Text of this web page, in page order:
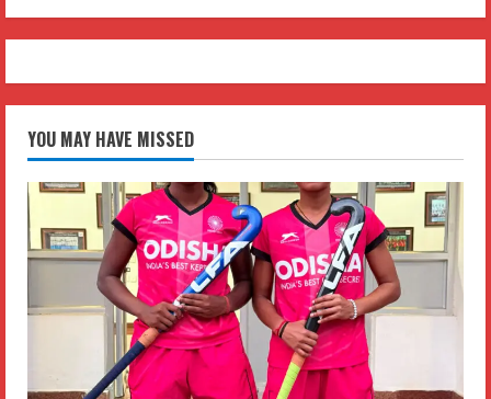
YOU MAY HAVE MISSED